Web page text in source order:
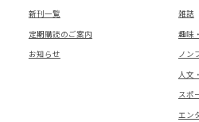
新刊一覧
定期購読のご案内
お知らせ
雑誌
趣味
ノン
人文
スポ
エン